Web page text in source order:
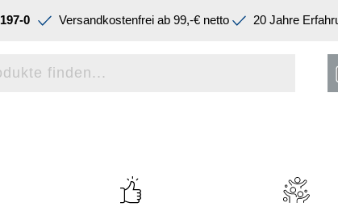
0 Versandkostenfrei ab 99,-€ netto 20 Jahre